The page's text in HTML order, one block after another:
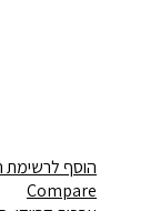
הוסף לרשימת
Compare